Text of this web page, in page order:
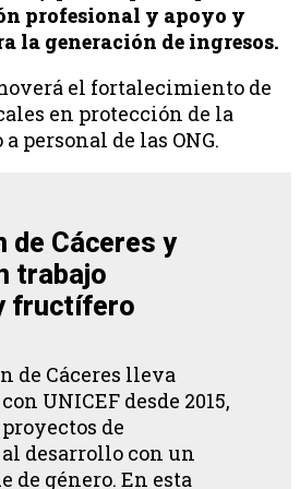
profesional y apoyo y
la generación de ingresos.
el fortalecimiento de
en protección de la
personal de las ONG.
de Cáceres y
trabajo
fructífero
de Cáceres lleva
UNICEF desde 2015,
de
desarrollo con un
de género. En esta